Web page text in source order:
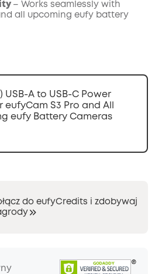
– Works seamlessly with
all upcoming eufy battery
USB-A to USB-C Power
eufyCam S3 Pro and All
eufy Battery Cameras
do eufyCredits i zdobywaj